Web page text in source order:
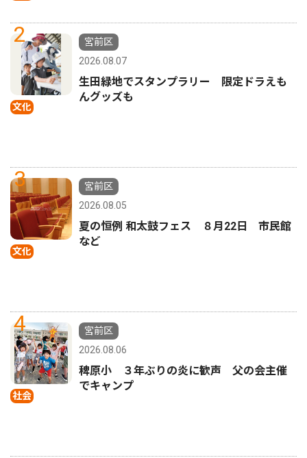
2
文化
宮前区
2026.08.07
生田緑地でスタンプラリー 限定ドラえも
んグッズも
3
文化
宮前区
2026.08.05
夏の恒例 和太鼓フェス ８月22日 市民館
など
4
社会
宮前区
2026.08.06
稗原小 ３年ぶりの炎に歓声 父の会主催
でキャンプ